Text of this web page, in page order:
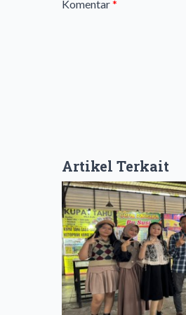
Komentar*
Artikel Terkait